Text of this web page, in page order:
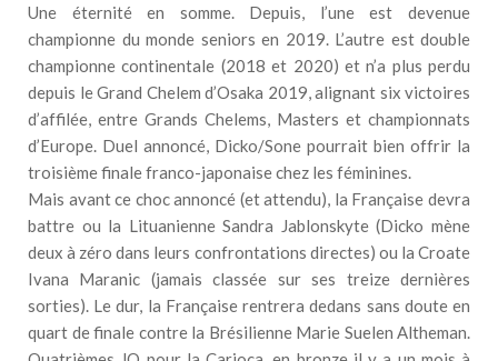
Une éternité en somme. Depuis, l’une est devenue
championne du monde seniors en 2019. L’autre est double
championne continentale (2018 et 2020) et n’a plus perdu
depuis le Grand Chelem d’Osaka 2019, alignant six victoires
d’affilée, entre Grands Chelems, Masters et championnats
d’Europe. Duel annoncé, Dicko/Sone pourrait bien offrir la
troisième finale franco-japonaise chez les féminines.
Mais avant ce choc annoncé (et attendu), la Française devra
battre ou la Lituanienne Sandra Jablonskyte (Dicko mène
deux à zéro dans leurs confrontations directes) ou la Croate
Ivana Maranic (jamais classée sur ses treize dernières
sorties). Le dur, la Française rentrera dedans sans doute en
quart de finale contre la Brésilienne Marie Suelen Altheman.